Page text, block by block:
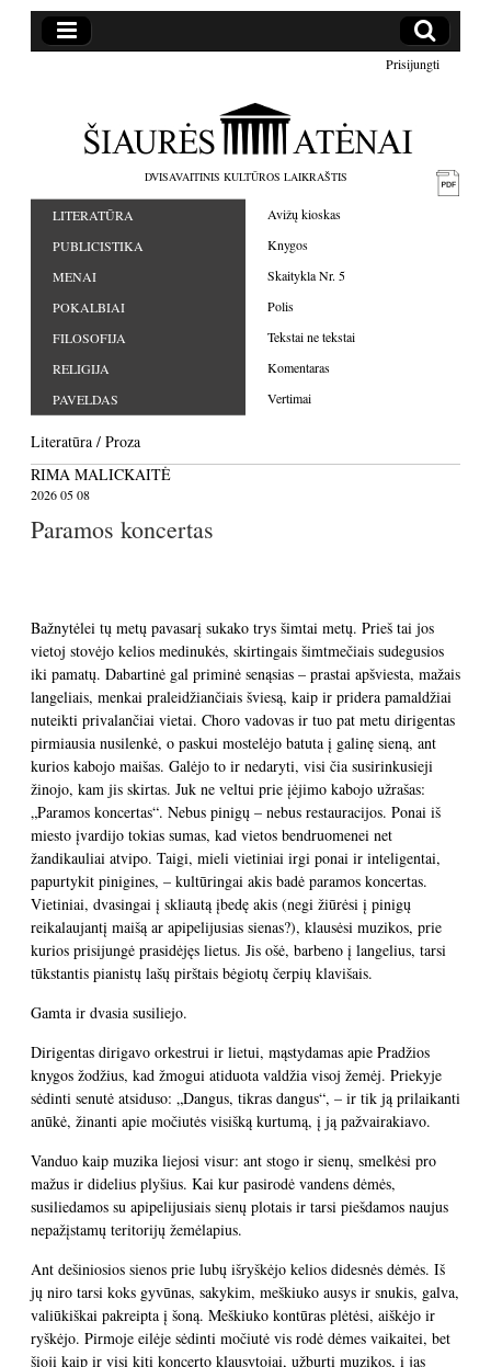
Prisijungti
DVISAVAITINIS KULTŪROS LAIKRAŠTIS
LITERATŪRA
PUBLICISTIKA
MENAI
POKALBIAI
FILOSOFIJA
RELIGIJA
PAVELDAS
Avižų kioskas
Knygos
Skaitykla Nr. 5
Polis
Tekstai ne tekstai
Komentaras
Vertimai
Literatūra / Proza
RIMA MALICKAITĖ
2026 05 08
Paramos koncertas
Bažnytėlei tų metų pavasarį sukako trys šimtai metų. Prieš tai jos
vietoj stovėjo kelios medinukės, skirtingais šimtmečiais sudegusios
iki pamatų. Dabartinė gal priminė senąsias – prastai apšviesta, mažais
langeliais, menkai praleidžiančiais šviesą, kaip ir pridera pamaldžiai
nuteikti privalančiai vietai. Choro vadovas ir tuo pat metu dirigentas
pirmiausia nusilenkė, o paskui mostelėjo batuta į galinę sieną, ant
kurios kabojo maišas. Galėjo to ir nedaryti, visi čia susirinkusieji
žinojo, kam jis skirtas. Juk ne veltui prie įėjimo kabojo užrašas:
„Paramos koncertas“. Nebus pinigų – nebus restauracijos. Ponai iš
miesto įvardijo tokias sumas, kad vietos bendruomenei net
žandikauliai atvipo. Taigi, mieli vietiniai irgi ponai ir inteligentai,
papurtykit pinigines, – kultūringai akis badė paramos koncertas.
Vietiniai, dvasingai į skliautą įbedę akis (negi žiūrėsi į pinigų
reikalaujantį maišą ar apipelijusias sienas?), klausėsi muzikos, prie
kurios prisijungė prasidėjęs lietus. Jis ošė, barbeno į langelius, tarsi
tūkstantis pianistų lašų pirštais bėgiotų čerpių klavišais.
Gamta ir dvasia susiliejo.
Dirigentas dirigavo orkestrui ir lietui, mąstydamas apie Pradžios
knygos žodžius, kad žmogui atiduota valdžia visoj žemėj. Priekyje
sėdinti senutė atsiduso: „Dangus, tikras dangus“, – ir tik ją prilaikanti
anūkė, žinanti apie močiutės visišką kurtumą, į ją pažvairakiavo.
Vanduo kaip muzika liejosi visur: ant stogo ir sienų, smelkėsi pro
mažus ir didelius plyšius. Kai kur pasirodė vandens dėmės,
susiliedamos su apipelijusiais sienų plotais ir tarsi piešdamos naujus
nepažįstamų teritorijų žemėlapius.
Ant dešiniosios sienos prie lubų išryškėjo kelios didesnės dėmės. Iš
jų niro tarsi koks gyvūnas, sakykim, meškiuko ausys ir snukis, galva,
valiūkiškai pakreipta į šoną. Meškiuko kontūras plėtėsi, aiškėjo ir
ryškėjo. Pirmoje eilėje sėdinti močiutė vis rodė dėmes vaikaitei, bet
šioji kaip ir visi kiti koncerto klausytojai, užburti muzikos, į jas